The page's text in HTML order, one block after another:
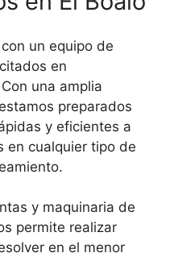
un equipo de
en
una amplia
preparados
y eficientes a
en cualquier tipo de
y maquinaria de
permite realizar
en el menor